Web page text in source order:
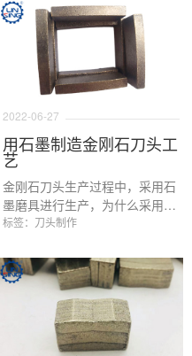
2022-06-27
用石墨制造金刚石刀头工
艺
金刚石刀头生产过程中，采用石
墨磨具进行生产，为什么采用石
墨磨具？原理是什么？石墨磨具
么样的？石墨磨具与其他模具对
比的优势有哪些？这些是本文要
解决的问题。
标签：刀头制作